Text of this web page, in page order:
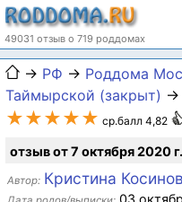
49031 отзыв о 719 роддомах
→ РФ → Роддома
Таймырской (закрыт) →
★★★★★ ср.балл 4,82
отзыв от 7 октября 2020 г.
Автор: Кристина
03